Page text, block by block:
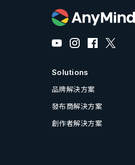
Solutions
品牌解決方案
發布商解決方案
創作者解決方案